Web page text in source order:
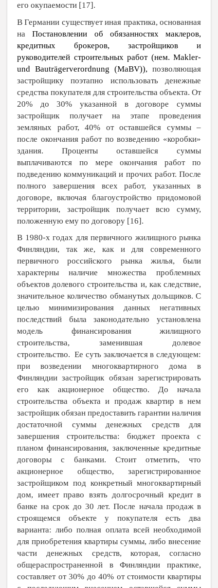
его окупаемости [17].
В Германии существует иная практика, основанная
наПостановлении об обязанностях маклеров,
кредитных брокеров, застройщиков и
руководителей строительных работ (нем. Makler-
und Bauträgerverordnung (MaBV)), позволяющая
застройщику поэтапно использовать денежные
средства покупателя для строительства объекта. От
20% до 30% указанной в договоре суммы
застройщик получает на этапе проведения
земляных работ, 40% от оставшейся суммы ‒
после окончания работ по возведению «коробки»
здания. Проценты оставшейся суммы
выплачиваются по мере окончания работ по
подведению коммуникаций и прочих работ. После
полного завершения всех работ, указанных в
договоре, включая благоустройство придомовой
территории, застройщик получает всю сумму,
положенную ему по договору [16].
В 1980-х годах для первичного жилищного рынка
Финляндии, так же, как и для современного
первичного российского рынка жилья, были
характерны наличие множества проблемных
объектов долевого строительства и, как следствие,
значительное количество обманутых дольщиков. С
целью минимизирования данных негативных
последствий была законодательно установлена
модель финансирования жилищного
строительства, заменившая долевое
строительство. Ее суть заключается в следующем:
при возведении многоквартирного дома в
Финляндии застройщик обязан зарегистрировать
его как акционерное общество. До начала
строительства объекта и продаж квартир в нем
застройщик обязан предоставить гарантии наличия
достаточной суммы денежных средств для
завершения строительства: бюджет проекта с
планом финансирования, заключенные кредитные
договоры с банками. Стоит отметить, что
акционерное общество, зарегистрированное
застройщиком под конкретный многоквартирный
дом, имеет право взять долгосрочный кредит в
банке на срок до 30 лет. После начала продаж в
строящемся объекте у покупателя есть два
варианта: либо полная оплата всей необходимой
для приобретения квартиры суммы, либо внесение
части денежных средств, которая, согласно
общераспространенной в Финляндии практике,
составляет от 30% до 40% от стоимости квартиры